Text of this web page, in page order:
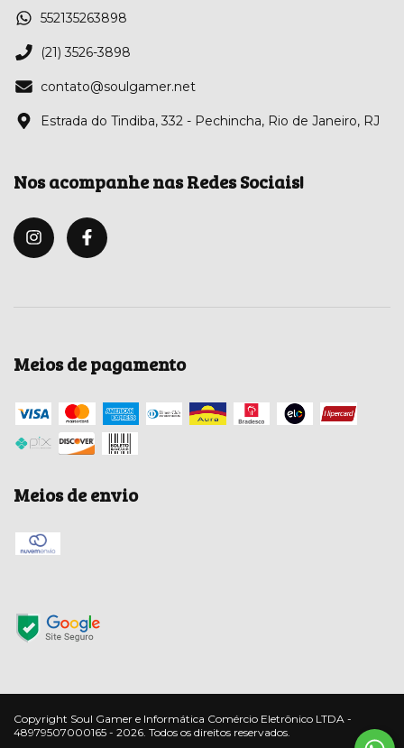
552135263898
(21) 3526-3898
contato@soulgamer.net
Estrada do Tindiba, 332 - Pechincha, Rio de Janeiro, RJ
Nos acompanhe nas Redes Sociais!
Meios de pagamento
Meios de envio
Copyright Soul Gamer e Informática Comércio Eletrônico LTDA -
48979507000165 - 2026. Todos os direitos reservados.